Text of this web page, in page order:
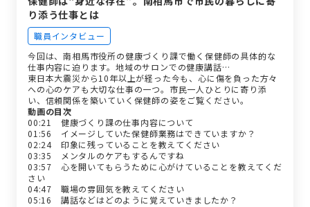
り添う仕事とは
職員インタビュー
今回は、南相馬市役所の健康づくり課で働く保健師の具体的な
仕事内容に迫ります。地域のサロンでの健康講話…
東日本大震災から10年以上が経った今も、心に傷を負った方々
への心のケアも大切な仕事の一つ。市民一人ひとりに寄り添
い、信頼関係を築いていく保健師の姿をご覧ください。
動画の目次
00:21 健康づくり課の仕事内容について
01:56 イメージしていた保健師業務はできていますか？
02:24 印象に残っていることを教えてください
03:35 メンタルのケアもするんですね
03:57 心を開いてもらうために心がけていることを教えてくだ
さい
04:47 職場の雰囲気を教えてください
05:16 講話などはどのように覚えていきましたか？